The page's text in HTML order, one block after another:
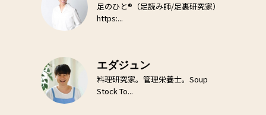
足のひと®（足読み師/足裏研究家）
https:...
エダジュン
料理研究家。管理栄養士。Soup
Stock To...